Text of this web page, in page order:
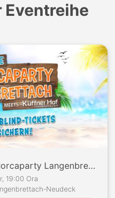
Eventreihe
Die große Mallorcaparty Langenbrettach meets Küffner Hof
19:00 Ora
Neudeck